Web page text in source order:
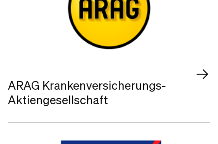
ARAG Krankenversicherungs-
Aktiengesellschaft